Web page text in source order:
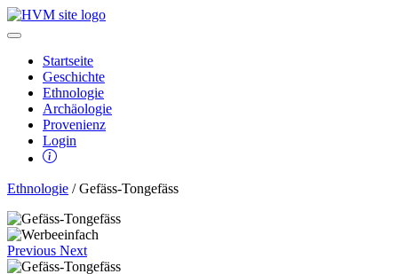
Startseite
Geschichte
Ethnologie
Archäologie
Provenienz
Login
Ethnologie / Gefäss-Tongefäss
Previous Next